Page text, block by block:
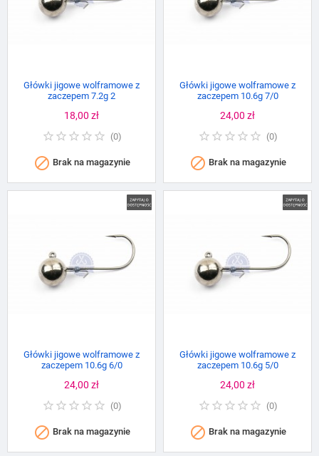
Główki jigowe wolframowe z
zaczepem 7.2g 2
Cena
18,00 zł
(0)
 Brak na magazynie
Główki jigowe wolframowe z
zaczepem 10.6g 7/0
Cena
24,00 zł
(0)
 Brak na magazynie
Główki jigowe wolframowe z
zaczepem 10.6g 6/0
Cena
24,00 zł
(0)
 Brak na magazynie
Główki jigowe wolframowe z
zaczepem 10.6g 5/0
Cena
24,00 zł
(0)
 Brak na magazynie